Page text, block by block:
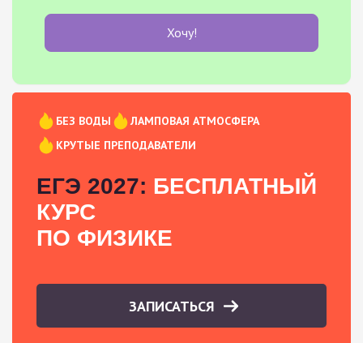
Хочу!
БЕЗ ВОДЫ
ЛАМПОВАЯ АТМОСФЕРА
КРУТЫЕ ПРЕПОДАВАТЕЛИ
ЕГЭ 2027: БЕСПЛАТНЫЙ
КУРС
ПО ФИЗИКЕ
ЗАПИСАТЬСЯ